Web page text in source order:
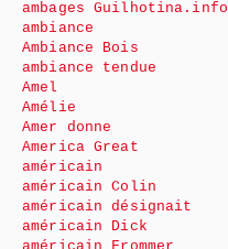
ambages Guilhotina.info
ambiance
Ambiance Bois
ambiance tendue
Amel
Amélie
Amer donne
America Great
américain
américain Colin
américain désignait
américain Dick